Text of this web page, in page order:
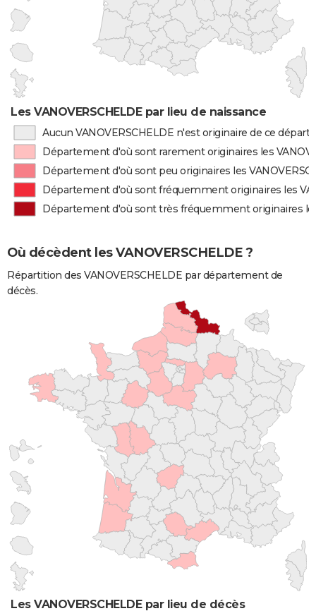
Les VANOVERSCHELDE par lieu de naissance
Aucun VANOVERSCHELDE n'est originaire de ce
Département d'où sont rarement originaires les
Département d'où sont peu originaires les
Département d'où sont fréquemment originaires les
Département d'où sont très fréquemment originaires
Où décèdent les VANOVERSCHELDE ?
Répartition des VANOVERSCHELDE par département de
décès.
Les VANOVERSCHELDE par lieu de décès